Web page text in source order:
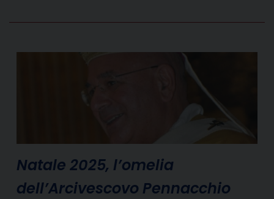
Natale 2025, l’omelia
dell’Arcivescovo Pennacchio